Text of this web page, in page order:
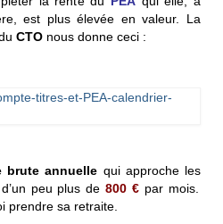
est plus élevée en valeur. La
CTO nous donne ceci :
brute annuelle qui approche les
peu plus de 800 € par mois.
prendre sa retraite.